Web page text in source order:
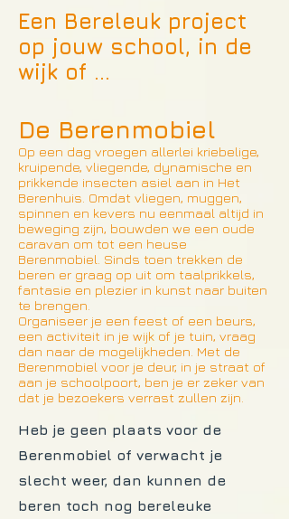
Een Bereleuk project
op jouw school, in de
wijk of ...
De Berenmobiel
Op een dag vroegen allerlei kriebelige,
kruipende, vliegende, dynamische en
prikkende insecten asiel aan in Het
Berenhuis. Omdat vliegen, muggen,
spinnen en kevers nu eenmaal altijd in
beweging zijn, bouwden we een oude
caravan om tot een heuse
Berenmobiel. Sinds toen trekken de
beren er graag op uit om taalprikkels,
fantasie en plezier in kunst naar buiten
te brengen.
Organiseer je een feest of een beurs,
een activiteit in je wijk of je tuin, vraag
dan naar de mogelijkheden. Met de
Berenmobiel voor je deur, in je straat of
aan je schoolpoort, ben je er zeker van
dat je bezoekers verrast zullen zijn.
Heb je geen plaats voor de
Berenmobiel of verwacht je
slecht weer, dan kunnen de
beren toch nog bereleuke